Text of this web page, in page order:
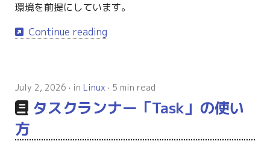
型指定
環境を前提にしています。
Continue reading
July 2, 2026 in Linux 5 min read
タスクランナー「Task」の使い
方